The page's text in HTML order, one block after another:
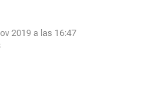
2019 a las 16:47